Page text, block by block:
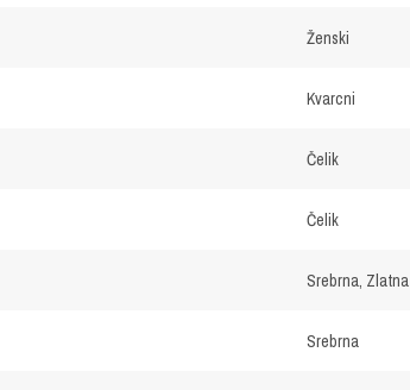
Ženski
Kvarcni
Čelik
Čelik
Srebrna, Zlatna
Srebrna